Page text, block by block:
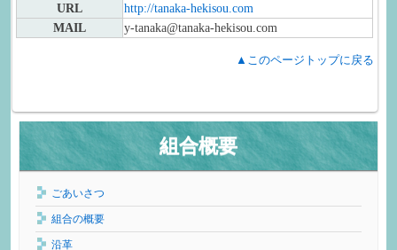
URL
http://tanaka-hekisou.com
MAIL
y-tanaka@tanaka-hekisou.com
▲このページトップに戻る
組合概要
ごあいさつ
組合の概要
沿革